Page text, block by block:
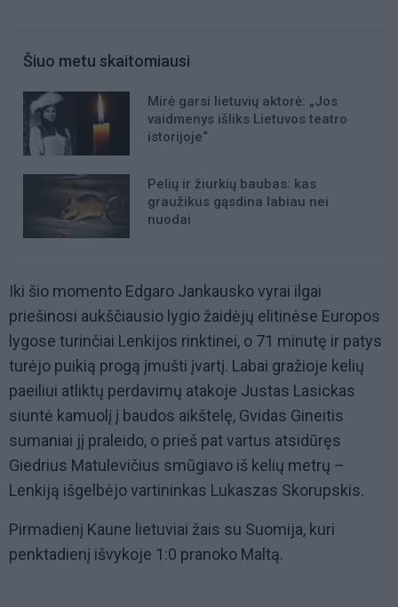
Šiuo metu skaitomiausi
Mirė garsi lietuvių aktorė: „Jos
vaidmenys išliks Lietuvos teatro
istorijoje“
Pelių ir žiurkių baubas: kas
graužikus gąsdina labiau nei
nuodai
Iki šio momento Edgaro Jankausko vyrai ilgai
priešinosi aukščiausio lygio žaidėjų elitinėse Europos
lygose turinčiai Lenkijos rinktinei, o 71 minutę ir patys
turėjo puikią progą įmušti įvartį. Labai gražioje kelių
paeiliui atliktų perdavimų atakoje Justas Lasickas
siuntė kamuolį į baudos aikštelę, Gvidas Gineitis
sumaniai jį praleido, o prieš pat vartus atsidūręs
Giedrius Matulevičius smūgiavo iš kelių metrų –
Lenkiją išgelbėjo vartininkas Lukaszas Skorupskis.
Pirmadienį Kaune lietuviai žais su Suomija, kuri
penktadienį išvykoje 1:0 pranoko Maltą.